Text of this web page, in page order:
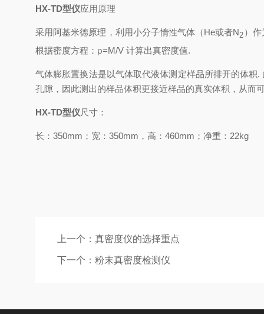
HX-TD型仪应用原理
采用阿基米德原理，利用小分子惰性气体（He或者N2 ）
根据密度方程：ρ=M/V 计算出真密度值.
气体膨胀置换法是以气体取代液体测定样品所排开的体积.
孔隙，因此测出的样品体积更接近样品的真实体积，从而
HX-TD型仪尺寸：
长： 350mm ；宽： 350mm ，高： 460mm ；净重： 22kg
上一个： 真密度仪的选择重点
下一个： 粉末真密度检测仪